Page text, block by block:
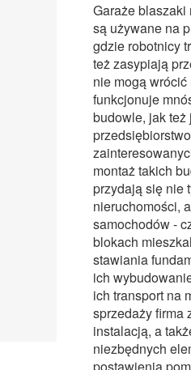
Garaże
są używane na
gdzie robotnicy
też zasypiają
nie mogą
funkcjonuje
budowle, jak
montaż takich
przydają się nie
nieruchomości,
samochodów -
blokach
stawiania
ich
ich transport na
sprzedaży firma
instalacją, a
niezbędnych